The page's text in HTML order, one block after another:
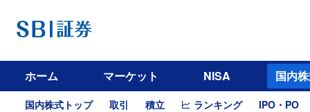
ホーム マーケット NISA 国内
国内株式トップ 取引 積立 ランキング IPO・PO